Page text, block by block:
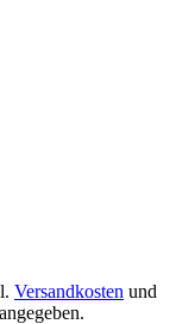
Versandkosten und